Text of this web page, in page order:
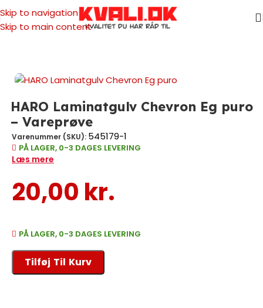
Skip to navigation
Skip to main content
Forside /Vareprøver
HARO Laminatgulv Chevron Eg puro
– Vareprøve
Varenummer (SKU): 545179-1
PÅ LAGER, 0-3 DAGES LEVERING
Læs mere
20,00 kr.
PÅ LAGER, 0-3 DAGES LEVERING
Tilføj Til Kurv